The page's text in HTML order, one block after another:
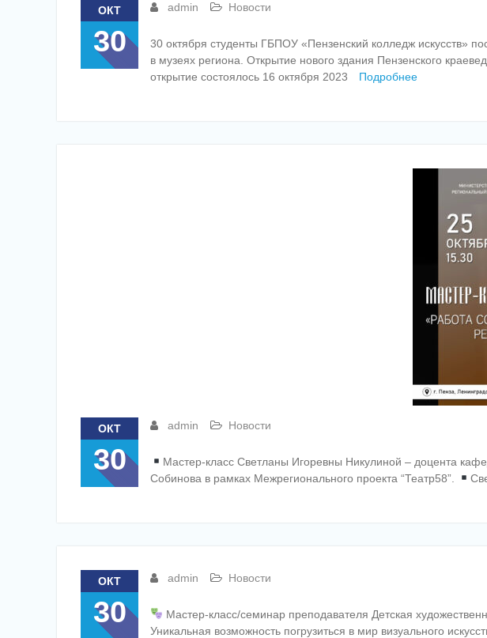
ОКТ
30
admin Новости
30 октября студенты ГБПОУ «Пензенский колледж искусств»
в музеях региона. Открытие нового здания Пензенского
открытие состоялось 16 октября 2023
Подробнее
ОКТ
30
admin Новости
Мастер-класс Светланы Игоревны Никулиной – доцента
Собинова в рамках Межрегионального проекта “Театр58”.
ОКТ
30
admin Новости
Мастер-класс/семинар преподавателя Детская
Уникальная возможность погрузиться в мир визуального